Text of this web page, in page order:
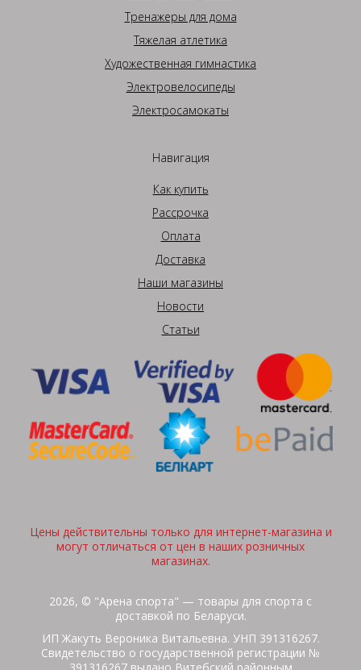
Тренажеры для дома
Тяжелая атлетика
Художественная гимнастика
Электровелосипеды
Электросамокаты
Навигация
Как купить
Рассрочка
Оплата
Доставка
Наши магазины
Новости
Статьи
Цены действительны только для интернет-магазина и
могут отличаться от цен в наших розничных
магазинах.
2026, © "Арена спорта" — товары для спорта с
доставкой по Беларуси.
ИП Жакуть Вероника Витальевна. УНП 391316267.
Свидетельство о государственной регистрации №